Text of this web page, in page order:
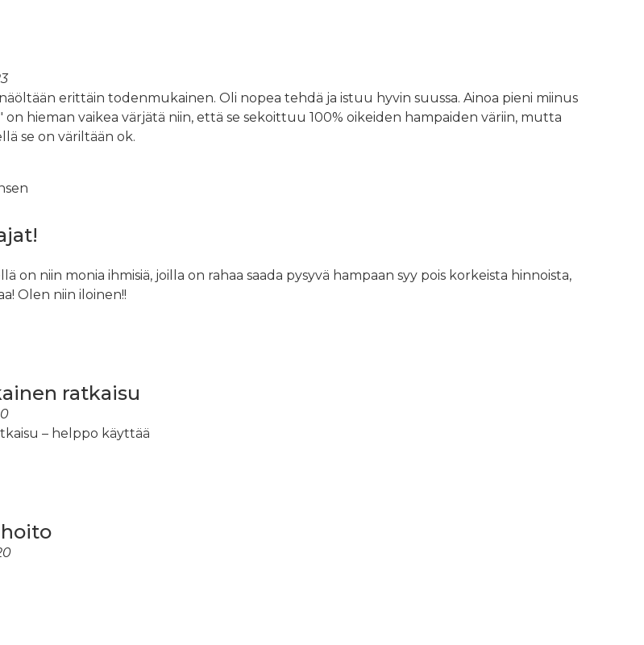
erittäin todenmukainen. Oli nopea tehdä ja istuu hyvin suussa. Ainoa pieni miinus
on hieman vaikea värjätä niin, että se sekoittuu 100% oikeiden hampaiden väriin, mutta
se on väriltään ok.
on niin monia ihmisiä, joilla on rahaa saada pysyvä hampaan syy pois korkeista hinnoista,
Olen niin iloinen!!
ratkaisu
– helppo käyttää
hoito